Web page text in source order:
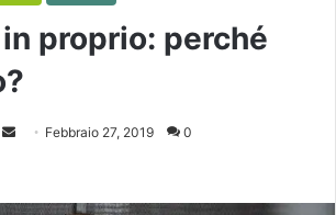
proprio: perché
Invia Febbraio 27, 2019 0